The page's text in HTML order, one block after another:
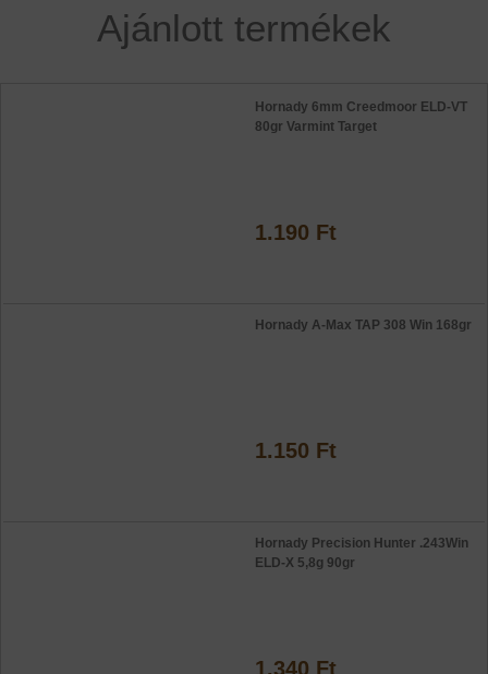
Ajánlott termékek
Hornady 6mm Creedmoor ELD-VT
80gr Varmint Target
1.190 Ft
Hornady A-Max TAP 308 Win 168gr
1.150 Ft
Hornady Precision Hunter .243Win
ELD-X 5,8g 90gr
1.340 Ft